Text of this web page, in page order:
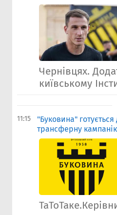
Чернівцях.
київському
11:15
"Буковина"
трансферну